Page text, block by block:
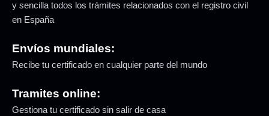
y sencilla todos los trámites relacionados con el registro civil
en España
Envíos mundiales:
Recibe tu certificado en cualquier parte del mundo
Tramites online:
Gestiona tu certificado sin salir de casa